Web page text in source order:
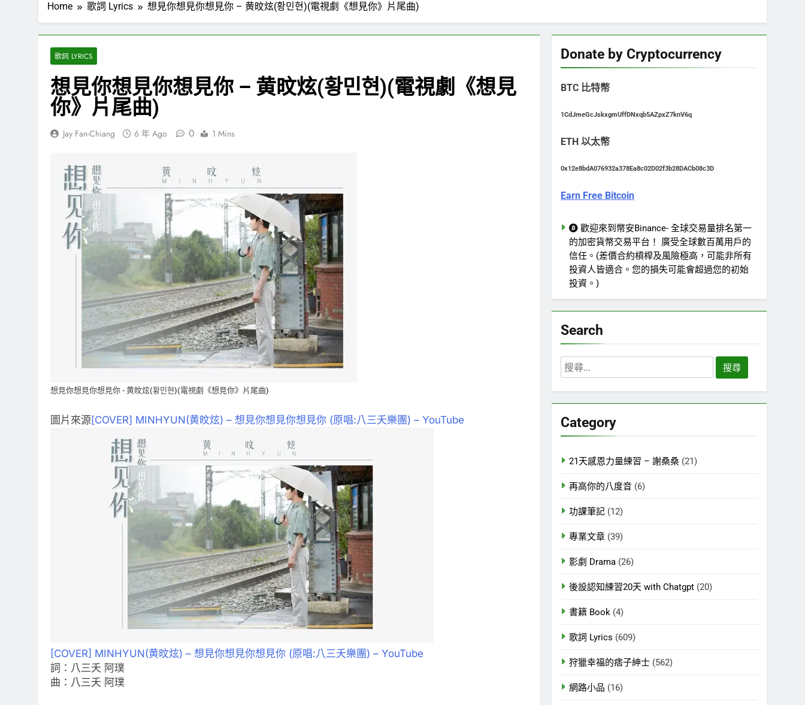
Home 歌詞 Lyrics 想見你想見你想見你 – 黄旼炫(황민현)(電視劇《想見你》片尾曲)
歌詞 LYRICS
想見你想見你想見你 – 黄旼炫(황민현)(電視劇《想見
你》片尾曲)
Jay Fan-Chiang 6 年 Ago 0 1 Mins
想見你想見你想見你 - 黄旼炫(황민현)(電視劇《想見你》片尾曲)
圖片來源[COVER] MINHYUN(黄旼炫) – 想見你想見你想見你 (原唱:八三夭樂團) – YouTube
[COVER] MINHYUN(黄旼炫) – 想見你想見你想見你 (原唱:八三夭樂團) – YouTube
詞：八三夭 阿璞
曲：八三夭 阿璞
Donate by Cryptocurrency
BTC 比特幣
1CdJmeGcJskxgmUffDNxqb5AZpxZ7knV6q
ETH 以太幣
0x12e8bdA076932a378Ea8c02D02f3b28DACb08c3D
Earn Free Bitcoin
歡迎來到幣安Binance- 全球交易量排名第一
的加密貨幣交易平台！ 廣受全球數百萬用戶的
信任。(差價合約槓桿及風險極高，可能非所有
投資人皆適合。您的損失可能會超過您的初始
投資。)
Search
搜
尋
字:
Category
21天感恩力量練習 – 謝桑桑 (21)
再高你的八度音 (6)
功課筆記 (12)
專業文章 (39)
影劇 Drama (26)
後設認知練習20天 with Chatgpt (20)
書籍 Book (4)
歌詞 Lyrics (609)
狩獵幸福的痞子紳士 (562)
網路小品 (16)